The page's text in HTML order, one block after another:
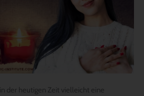
der heutigen Zeit vielleicht eine